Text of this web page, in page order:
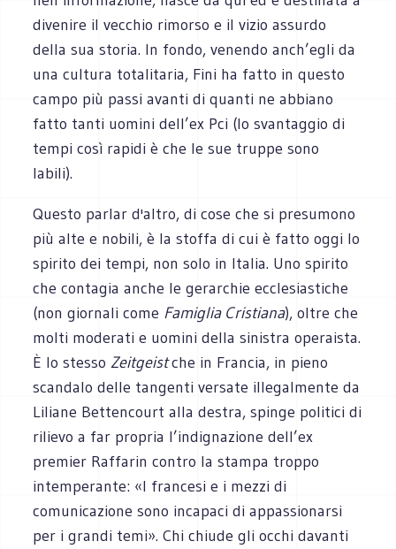
divenire il vecchio rimorso e il vizio assurdo
della sua storia. In fondo, venendo anch’egli da
una cultura totalitaria, Fini ha fatto in questo
campo più passi avanti di quanti ne abbiano
fatto tanti uomini dell’ex Pci (lo svantaggio di
tempi così rapidi è che le sue truppe sono
labili).
Questo parlar d'altro, di cose che si presumono
più alte e nobili, è la stoffa di cui è fatto oggi lo
spirito dei tempi, non solo in Italia. Uno spirito
che contagia anche le gerarchie ecclesiastiche
(non giornali come Famiglia Cristiana), oltre che
molti moderati e uomini della sinistra operaista.
È lo stessoZeitgeistche in Francia, in pieno
scandalo delle tangenti versate illegalmente da
Liliane Bettencourt alla destra, spinge politici di
rilievo a far propria l’indignazione dell’ex
premier Raffarin contro la stampa troppo
intemperante: «I francesi e i mezzi di
comunicazione sono incapaci di appassionarsi
per i grandi temi». Chi chiude gli occhi davanti